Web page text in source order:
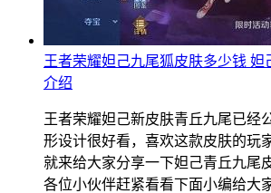
王者荣耀妲己九尾狐皮肤多少钱 妲
介绍
王者荣耀妲己新皮肤青丘九尾已经
形设计很好看，喜欢这款皮肤的玩
就来给大家分享一下妲己青丘九尾
各位小伙伴赶紧看看下面小编给大